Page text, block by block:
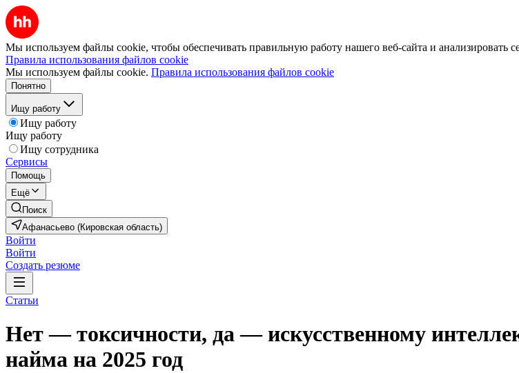
Мы используем файлы cookie, чтобы обеспечивать правильную работу нашего веб-сайта и анализировать
Правила использования файлов cookie
Мы используем файлы cookie. Правила использования файлов cookie
Понятно
Ищу работу
Ищу работу
Ищу работу
Ищу сотрудника
Сервисы
Помощь
Ещё
Поиск
Афанасьево (Кировская область)
Войти
Войти
Создать резюме
Статьи
Нет — токсичности, да — искусственному
найма на 2025 год